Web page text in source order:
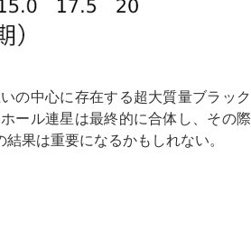
の中心に存在する超大質量ブラック
ール連星は最終的に合体し、その際
果は重要になるかもしれない。